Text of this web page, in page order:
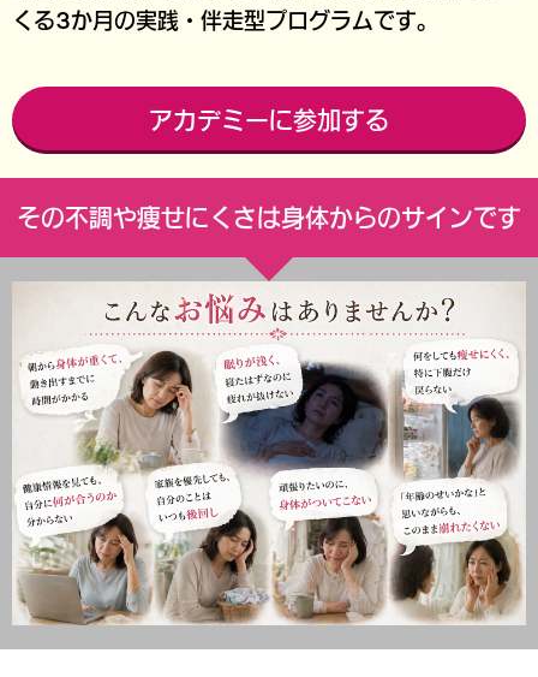
くる3か月の実践・伴走型プログラムです。
アカデミーに参加する
その不調や痩せにくさは身体からのサインです